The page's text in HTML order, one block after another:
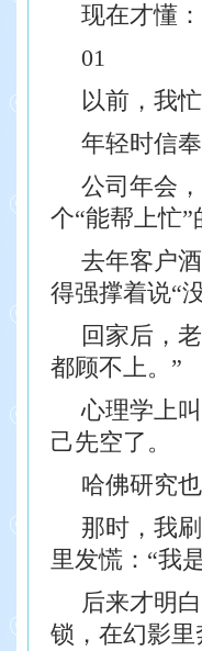
现在才懂
01
以前，我
年轻时信
公司年会
个“能帮上忙”
去年客户
得强撑着说“
回家后，
都顾不上。”
心理学上
己先空了。
哈佛研究
那时，我
里发慌：“我
后来才明
锁，在幻影里